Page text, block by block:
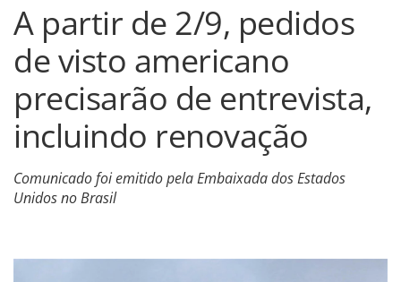
A partir de 2/9, pedidos
de visto americano
precisarão de entrevista,
incluindo renovação
Comunicado foi emitido pela Embaixada dos Estados
Unidos no Brasil